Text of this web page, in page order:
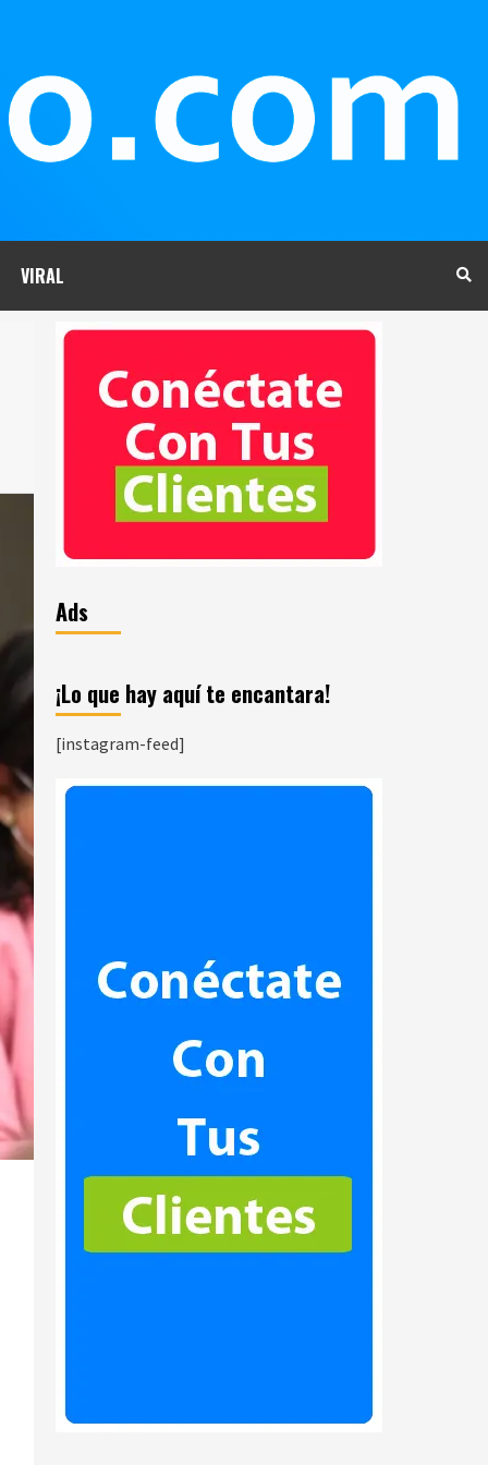
VIRAL
Ads
¡Lo que hay aquí te encantara!
[instagram-feed]